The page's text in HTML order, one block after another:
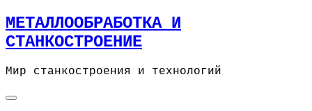
Skip
to
content
МЕТАЛЛООБРАБОТКА И
СТАНКОСТРОЕНИЕ
Мир станкостроения и технологий